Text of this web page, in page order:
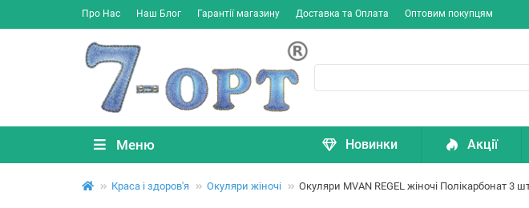
Про Нас Наш Блог Гарантії магазину Доставка та Оплата Оптовим покупцям
Меню Новинки Акції
Краса і здоров'я Окуляри жіночі Окуляри MVAN REGEL жіночі Полікарбонат 3